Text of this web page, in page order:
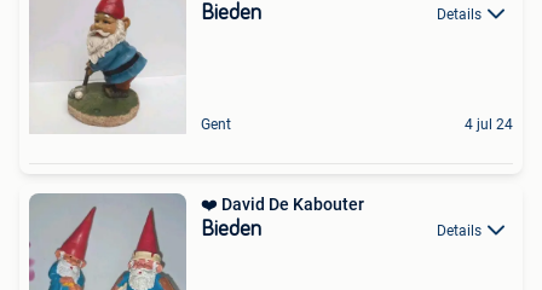
Bieden Details
Gent 4 jul 24
❤️ David De Kabouter
Bieden Details